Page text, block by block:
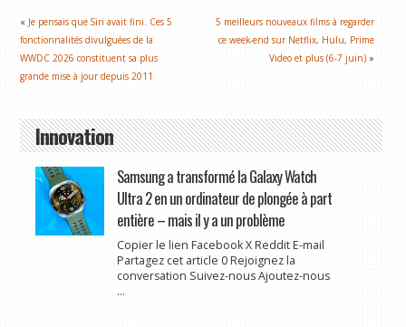
« Je pensais que Siri avait fini. Ces 5
fonctionnalités divulguées de la
WWDC 2026 constituent sa plus
grande mise à jour depuis 2011
5 meilleurs nouveaux films à regarder
ce week-end sur Netflix, Hulu, Prime
Video et plus (6-7 juin) »
Innovation
Samsung a transformé la Galaxy Watch
Ultra 2 en un ordinateur de plongée à part
entière – mais il y a un problème
Copier le lien Facebook X Reddit E-mail
Partagez cet article 0 Rejoignez la
conversation Suivez-nous Ajoutez-nous
...